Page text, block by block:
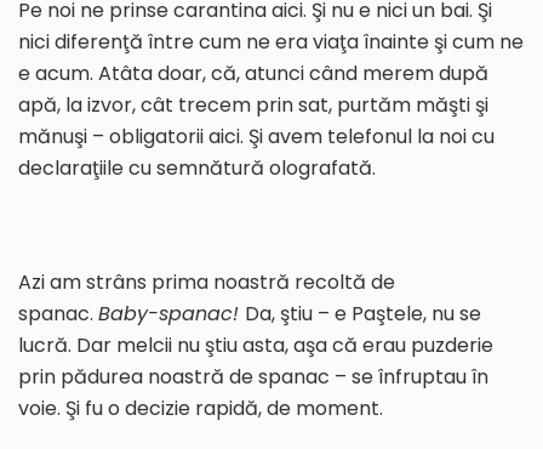
Pe noi ne prinse carantina aici. Şi nu e nici un bai. Şi
nici diferenţă între cum ne era viaţa înainte şi cum ne
e acum. Atâta doar, că, atunci când merem după
apă, la izvor, cât trecem prin sat, purtăm măşti şi
mănuşi – obligatorii aici. Şi avem telefonul la noi cu
declaraţiile cu semnătură olografată.
Azi am strâns prima noastră recoltă de
spanac. Baby-spanac! Da, ştiu – e Paştele, nu se
lucră. Dar melcii nu ştiu asta, aşa că erau puzderie
prin pădurea noastră de spanac – se înfruptau în
voie. Şi fu o decizie rapidă, de moment.